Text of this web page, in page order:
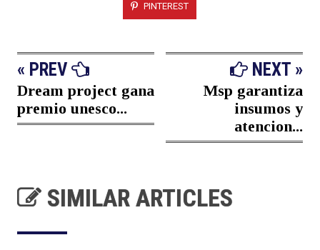
PINTEREST
« PREV
Dream project gana
premio unesco...
NEXT »
Msp garantiza
insumos y
atencion...
SIMILAR ARTICLES